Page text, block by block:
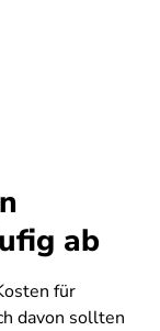
ab
für
davon sollten